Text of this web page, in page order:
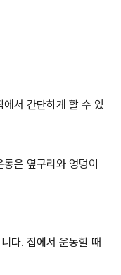
서 간단하게 할 수 있
은 옆구리와 엉덩이
다. 집에서 운동할 때